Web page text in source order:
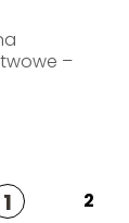
–
1 2